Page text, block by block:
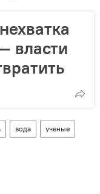
власти
вода ученые